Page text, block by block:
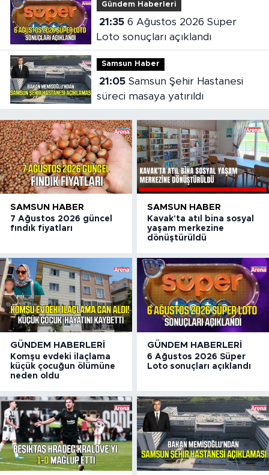
Gündem Haberleri
21:356 Ağustos 2026 Süper
Loto sonuçları açıklandı
Samsun Haber
21:05Samsun Şehir Hastanesi
süreci masaya yatırıldı
SAMSUN HABER
7 Ağustos 2026 güncel
fındık fiyatları
SAMSUN HABER
Kavak'ta atıl bina sosyal
yaşam merkezine
dönüştürüldü
GÜNDEM HABERLERI
Komşu evdeki ilaçlama
küçük çocuğun ölümüne
neden oldu
GÜNDEM HABERLERI
6 Ağustos 2026 Süper
Loto sonuçları açıklandı